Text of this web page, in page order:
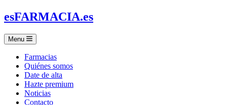
esFARMACIA.es
Menu
Farmacias
Quiénes somos
Date de alta
Hazte premium
Noticias
Contacto